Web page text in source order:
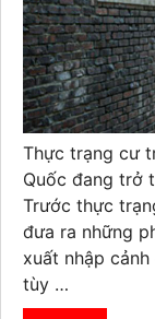
Thực trạng cư
Quốc đang trở
Trước thực
đưa ra những
xuất nhập
tùy …